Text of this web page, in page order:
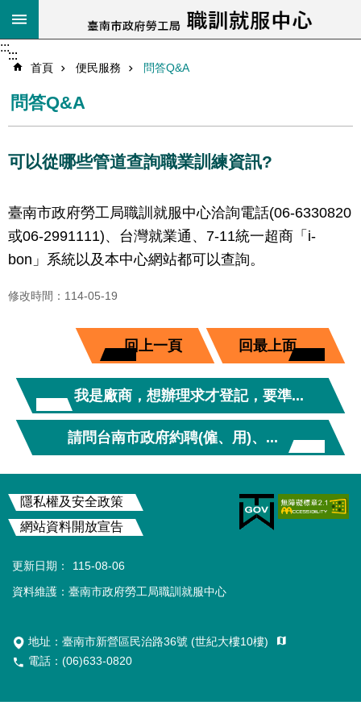
跳到主要內容區塊
搜
進
階
搜
尋
於
我
新
業
服
務
職
練
資
公
開
會
計
統
:::
:::
:::
首頁 便民服務 問答Q&A
問答Q&A
可以從哪些管道查詢職業訓練資訊?
臺南市政府勞工局職訓就服中心洽詢電話(06-6330820
或06-2991111)、台灣就業通、7-11統一超商「i-
bon」系統以及本中心網站都可以查詢。
修改時間：114-05-19
回上一頁 回最上面
我是廠商，想辦理求才登記，要準...
請問台南市政府約聘(僱、用)、...
隱私權及安全政策
網站資料開放宣告
更新日期：
115-08-06
資料維護：臺南市政府勞工局職訓就服中心
地址： 臺南市新營區民治路36號 (世紀大樓10樓)
電話：(06)633-0820